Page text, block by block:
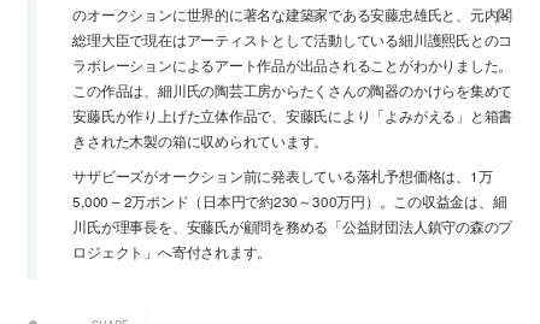
のオークションに世界的に著名な建築家である安藤忠雄氏と、元内閣
総理大臣で現在はアーティストとして活動している細川護熙氏とのコ
ラボレーションによるアート作品が出品されることがわかりました。
この作品は、細川氏の陶芸工房からたくさんの陶器のかけらを集めて
安藤氏が作り上げた立体作品で、安藤氏により「よみがえる」と箱書
きされた木製の箱に収められています。
サザビーズがオークション前に発表している落札予想価格は、1万
5,000 – 2万ポンド（日本円で約230～300万円）。この収益金は、細
川氏が理事長を、安藤氏が顧問を務める「公益財団法人鎮守の森のプ
ロジェクト」へ寄付されます。